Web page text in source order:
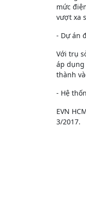
mức
vượt xa
- Dự án
Với trụ
áp dụng
thành
- Hệ
EVN
3/2017.